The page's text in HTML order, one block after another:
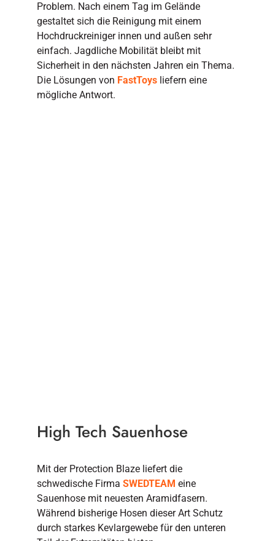
Problem. Nach einem Tag im Gelände
gestaltet sich die Reinigung mit einem
Hochdruckreiniger innen und außen sehr
einfach. Jagdliche Mobilität bleibt mit
Sicherheit in den nächsten Jahren ein Thema.
Die Lösungen von FastToysliefern eine
mögliche Antwort.
High Tech Sauenhose
Mit der Protection Blaze liefert die
schwedische Firma SWEDTEAM eine
Sauenhose mit neuesten Aramidfasern.
Während bisherige Hosen dieser Art Schutz
durch starkes Kevlargewebe für den unteren